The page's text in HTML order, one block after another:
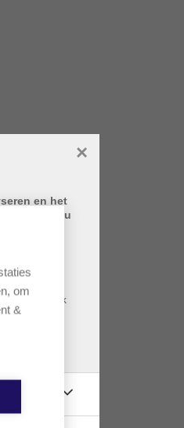
om
&
en het
geeft u
website,
Deze
om
uw bezoek
×